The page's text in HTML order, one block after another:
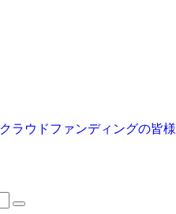
クラウドファンディングの皆様